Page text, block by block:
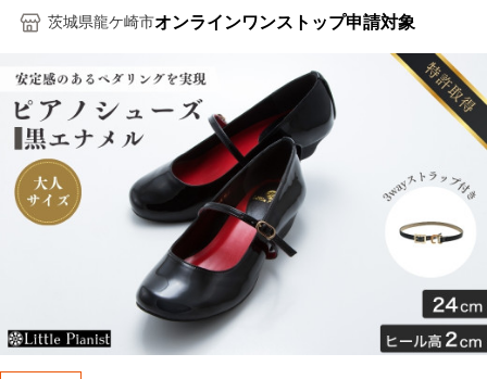
茨城県龍ケ崎市オンラインワンストップ申請対象